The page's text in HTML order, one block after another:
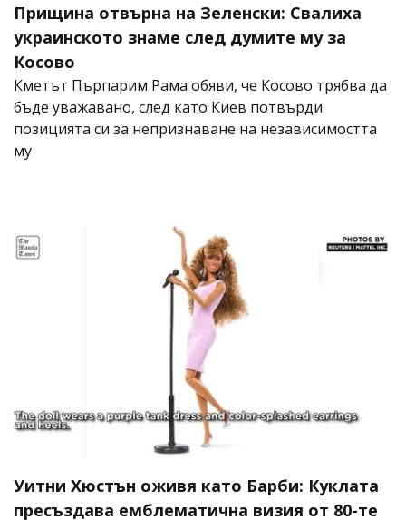
Прищина отвърна на Зеленски: Свалиха
украинското знаме след думите му за
Косово
Кметът Пърпарим Рама обяви, че Косово трябва да
бъде уважавано, след като Киев потвърди
позицията си за непризнаване на независимостта
му
Уитни Хюстън оживя като Барби: Куклата
пресъздава емблематична визия от 80-те